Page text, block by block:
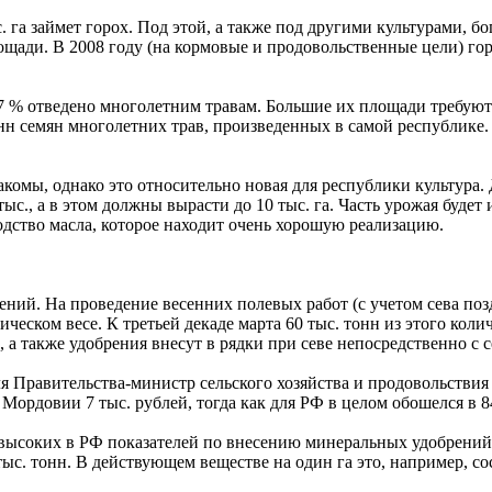
га займет горох. Под этой, а также под другими культурами,
В 2008 году (на кормовые и продовольственные цели)
отведено многолетним травам. Большие их площади
семян многолетних трав, произведенных в самой
однако это относительно новая для республики
а в этом должны вырасти до 10 тыс. га. Часть урожая будет
масла, которое находит очень хорошую реализацию.
На проведение весенних полевых работ (с учетом сева
весе. К третьей декаде марта 60 тыс. тонн из этого
также удобрения внесут в рядки при севе непосредственно с
Правительства-министр сельского хозяйства и
7 тыс. рублей, тогда как для РФ в целом обошелся в
в РФ показателей по внесению минеральных
тонн. В действующем веществе на один га это, например,